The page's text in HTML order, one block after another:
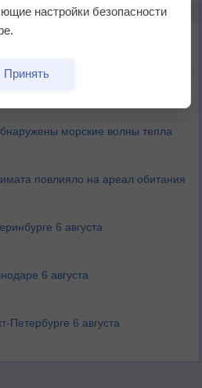
маршрут через тень
замерзать
морские волны тепла
повлияло на ареал обитания
6 августа
6 августа
Петербурге 6 августа
настройки безопасности
Принять